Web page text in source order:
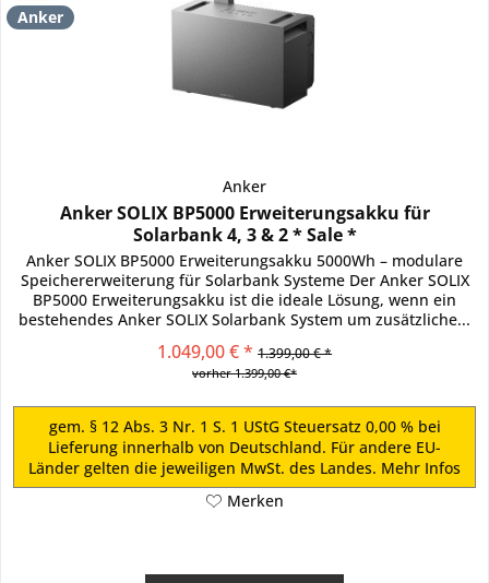
Anker
Anker
Anker SOLIX BP5000 Erweiterungsakku für
Solarbank 4, 3 & 2 * Sale *
Anker SOLIX BP5000 Erweiterungsakku 5000Wh – modulare
Speichererweiterung für Solarbank Systeme Der Anker SOLIX
BP5000 Erweiterungsakku ist die ideale Lösung, wenn ein
bestehendes Anker SOLIX Solarbank System um zusätzliche...
1.049,00 € * 1.399,00 € *
vorher 1.399,00 €*
gem. § 12 Abs. 3 Nr. 1 S. 1 UStG Steuersatz 0,00 % bei
Lieferung innerhalb von Deutschland. Für andere EU-
Länder gelten die jeweiligen MwSt. des Landes. Mehr Infos
Merken